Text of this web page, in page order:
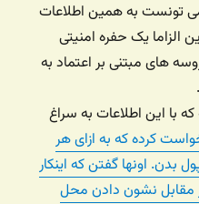
تونست به همین اطلاعات
یک حفره امنیتی
های مبتنی بر اعتماد به
با این اطلاعات به سراغ
کرده که به ازای هر
اونها گفتن که اینکار
مقابل نشون دادن محل